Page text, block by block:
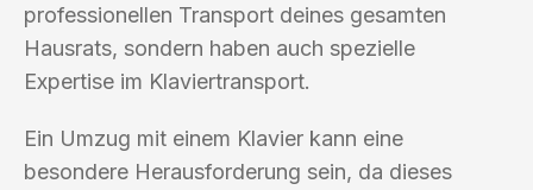
professionellen Transport deines gesamten
Hausrats, sondern haben auch spezielle
Expertise im Klaviertransport.
Ein Umzug mit einem Klavier kann eine
besondere Herausforderung sein, da dieses